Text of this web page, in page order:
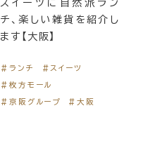
チ、楽しい雑貨を紹介し
ます【大阪】
＃ランチ
＃スイーツ
＃枚方モール
＃京阪グループ
＃大阪